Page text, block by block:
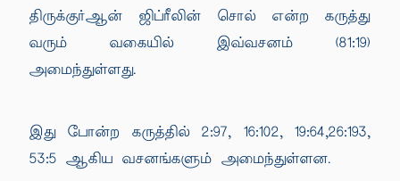
திருக்குர்ஆன் ஜிப்ரீலின் சொல் என்ற கருத்து
வரும் வகையில் இவ்வசனம் (81:19)
அமைந்துள்ளது.
இது போன்ற கருத்தில் 2:97, 16:102, 19:64,26:193,
53:5 ஆகிய வசனங்களும் அமைந்துள்ளன.